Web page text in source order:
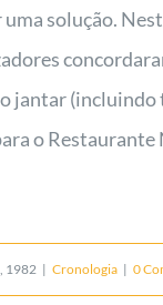
solução.
jantar (incluindo
o Restaurante
1982 | Cronologia | 0